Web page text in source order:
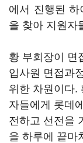
에서 진행된
을 찾아 지원자
황 부회장이 면
입사원 면접과
위한 차원이다.
자들에게 롯데
전하고 선전을
을 하루에 끝마